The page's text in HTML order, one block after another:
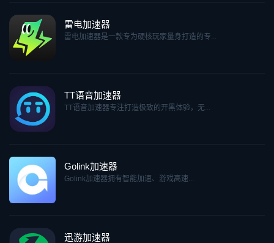
雷电加速器
雷电加速器是一款专为硬核玩家量身打造的专...
TT语音加速器
TT语音加速器专注打造极致的开黑体验，无...
Golink加速器
Golink加速器拥有智能加速、游戏高速...
迅游加速器